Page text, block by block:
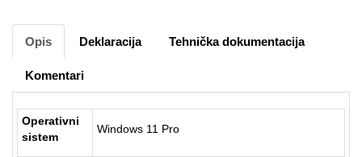
Opis Deklaracija Tehnička dokumentacija
Komentari
Operativni
sistem
Windows 11 Pro